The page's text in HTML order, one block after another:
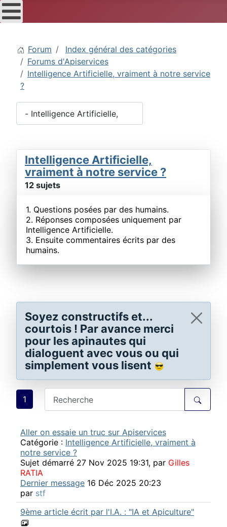
Forum
Index général des catégories
Forums d'Apiservices
Intelligence Artificielle, vraiment à notre service
?
Intelligence Artificielle,
vraiment à notre service ?
12 sujets
1. Questions posées par des humains.
2. Réponses composées uniquement par
Intelligence Artificielle.
3. Ensuite commentaires écrits par des
humains.
Soyez constructifs et...
courtois ! Par avance merci
pour les apinautes qui
dialoguent avec vous ou qui
simplement vous lisent
1
Aller on essaie un truc sur Apiservices
Catégorie : Intelligence Artificielle, vraiment à
notre service ?
Sujet démarré 27 Nov 2025 19:31, par Gilles
RATIA
Dernier message 16 Déc 2025 20:23
par stf
9ème article écrit par l'I.A. : "IA et Apiculture"